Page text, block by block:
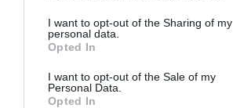
I want to opt-out of the Sharing of my
personal data.
Opted In
I want to opt-out of the Sale of my
Personal Data.
Opted In